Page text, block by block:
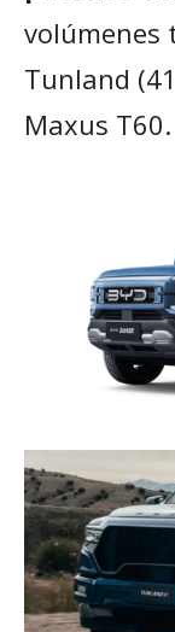
volúmenes
Tunland
Maxus T60.